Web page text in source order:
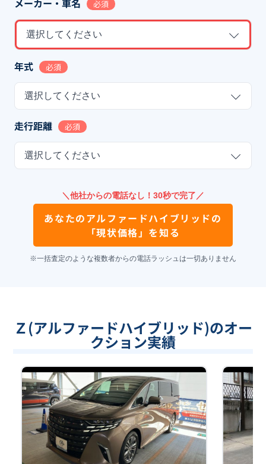
メーカー・車名 必須
選択してください
年式 必須
選択してください
走行距離 必須
選択してください
＼他社からの電話なし！30秒で完了／
あなたのアルファードハイブリッドの
「現状価格」を知る
※一括査定のような複数者からの電話ラッシュは一切ありません
Ｚ(アルファードハイブリッド)のオー
クション実績